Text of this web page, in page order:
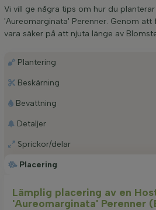
Vi vill ge några tips om hur du
'Aureomarginata' Perenner. Genom att
vara säker på att njuta länge av
Placering
Plantering
Beskärning
Bevattning
Detaljer
Sprickor/delar
Lämplig placering av en
'Aureomarginata' Perenner